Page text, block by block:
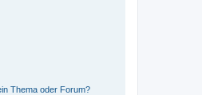
Thema oder Forum?